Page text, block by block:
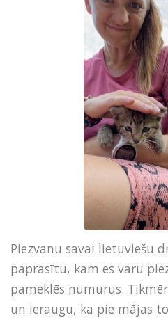
Piezvanu savai lietuviešu
paprasītu, kam es varu
pameklēs numurus.
un ieraugu, ka pie mājas